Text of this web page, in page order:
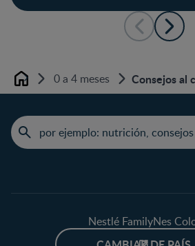
Home 0 a 4 meses Consejos al
Nestlé FamilyNes